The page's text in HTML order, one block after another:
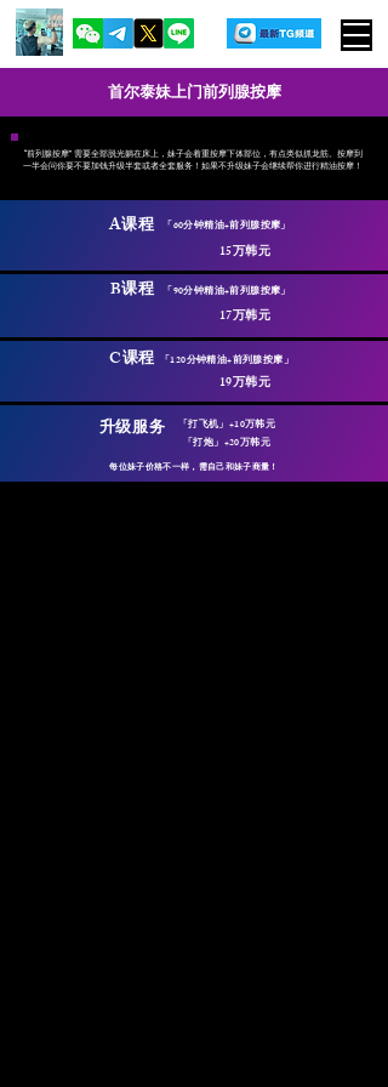
首尔泰妹上门前列腺按摩
​“前列腺按摩” 需要全部脱光躺在床上，妹子会着重按摩下体部位，有点类似抓龙筋。按摩到
一半会问你要不要加钱升级半套或者全套服务！如果不升级妹子会继续帮你进行精油按摩！
​A课程 「60分钟精油+前列腺按摩」
15万韩元
​B课程 ​「90分钟精油+前列腺按摩」
17万韩元
​C课程 「120分钟精油+前列腺按摩」
19万韩元
升级服务
「打飞机」+10万韩元
「打炮」+20万韩元
​每位妹子价格不一样，需自己和妹子商量！